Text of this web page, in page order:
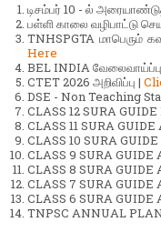
டிசம்பர் 10 - ல்
பள்ளி காலை வழிபாட்டு
TNHSPGTA மாபெரும்
Here
BEL INDIA வேலைவாய்ப்பு
CTET 2026 அறிவிப்பு |
DSE - Non Teaching
CLASS 12 SURA
CLASS 11 SURA
CLASS 10 SURA
CLASS 9 SURA GUIDE
CLASS 8 SURA GUIDE
CLASS 7 SURA GUIDE
CLASS 6 SURA GUIDE
TNPSC ANNUAL